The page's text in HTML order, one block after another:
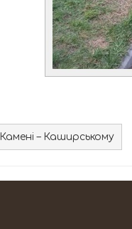
– Каширському